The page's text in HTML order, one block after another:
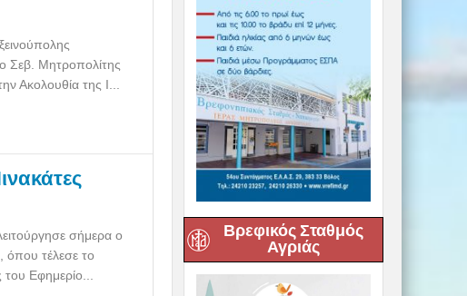
Σεβ. Μητροπολίτης
Ακολουθία της Ι...
σήμερα ο
όπου τέλεσε το
Εφημερίο...
Βρεφικός Σταθμός
Αγριάς